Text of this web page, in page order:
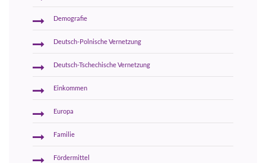
Demografie
Deutsch-Polnische Vernetzung
Deutsch-Tschechische Vernetzung
Einkommen
Europa
Familie
Fördermittel